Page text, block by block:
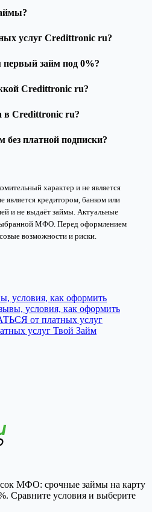
услуг Credittronic ru?
займ под 0%?
Credittronic ru?
в Credittronic ru?
платной подписки?
характер и не является
кредитором, банком или
и не выдаёт займы. Актуальные
МФО. Перед оформлением
возможности и риски.
условия, как оформить
условия, как оформить
от платных услуг
услуг Твой Займ
МФО: срочные займы на карту
Сравните условия и выберите